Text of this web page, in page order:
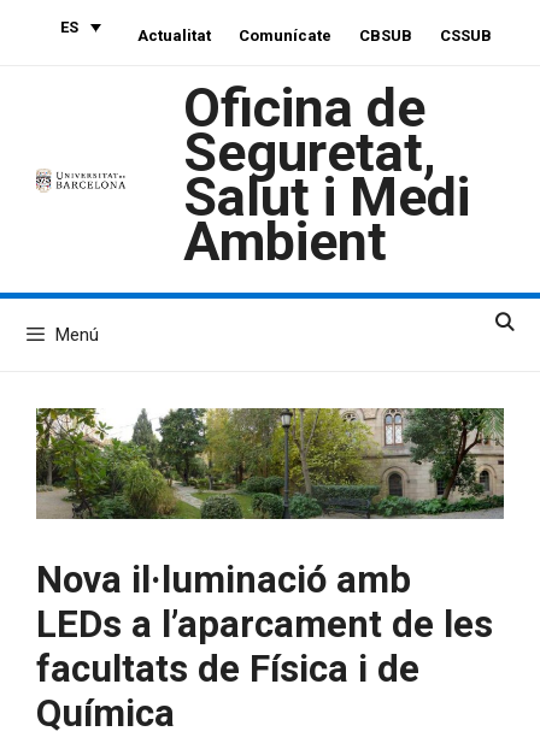
ES Actualitat Comunícate CBSUB CSSUB
Oficina de
Seguretat,
Salut i Medi
Ambient
Menú
Nova il·luminació amb
LEDs a l’aparcament de les
facultats de Física i de
Química